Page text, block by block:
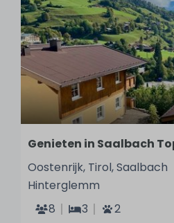
Genieten in Saalbach
Oostenrijk, Tirol, Saalbach
Hinterglemm
8
3
2